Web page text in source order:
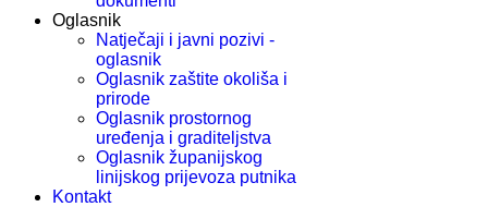
Oglasnik
Natječaji i javni pozivi -
oglasnik
Oglasnik zaštite okoliša i
prirode
Oglasnik prostornog
uređenja i graditeljstva
Oglasnik županijskog
linijskog prijevoza putnika
Kontakt